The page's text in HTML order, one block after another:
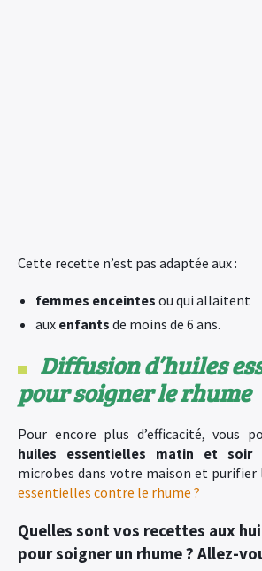
Cette recette n’est pas adaptée aux :
femmes enceintes ou qui allaitent
aux enfants de moins de 6 ans.
Diffusion d’huiles
pour soigner le rhume
Pour encore plus d’efficacité, vous
huiles essentielles
matin et soir
microbes dans votre maison et purifier
essentielles contre le rhume ?
Quelles sont vos recettes aux
pour soigner un rhume ? Allez-